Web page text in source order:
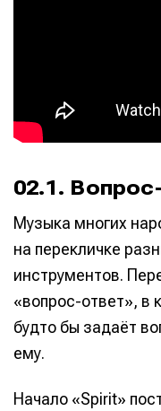
02.1.
Музыка многих
на перекличке
инструментов.
«вопрос-ответ», в
будто бы задаёт
ему.
Начало «Spirit»